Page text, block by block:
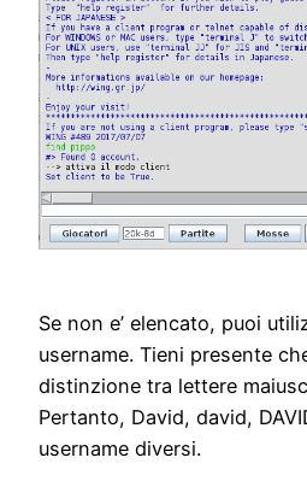
Se non e’ elencato, puoi
username. Tieni presente che
distinzione tra lettere
Pertanto, David, david,
username diversi.